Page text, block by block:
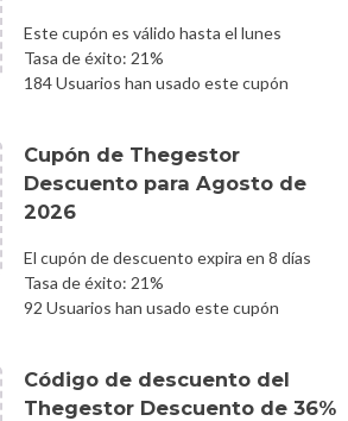
Este cupón es válido hasta el lunes
Tasa de éxito: 21%
184 Usuarios han usado este cupón
Cupón de Thegestor
Descuento para Agosto de
2026
El cupón de descuento expira en 8 días
Tasa de éxito: 21%
92 Usuarios han usado este cupón
Código de descuento del
Thegestor Descuento de 36%